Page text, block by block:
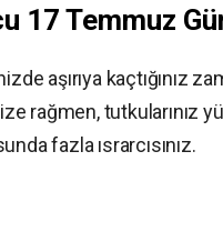
17 Temmuz
aşırıya kaçtığınız
rağmen,
fazla ısrarcısınız.